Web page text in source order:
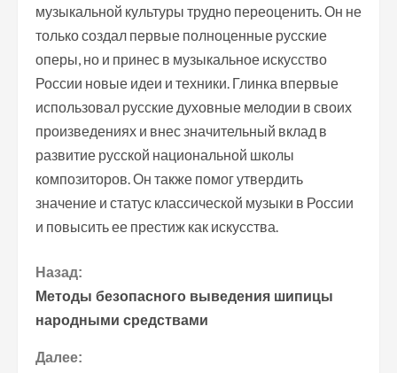
музыкальной культуры трудно переоценить. Он не
только создал первые полноценные русские
оперы, но и принес в музыкальное искусство
России новые идеи и техники. Глинка впервые
использовал русские духовные мелодии в своих
произведениях и внес значительный вклад в
развитие русской национальной школы
композиторов. Он также помог утвердить
значение и статус классической музыки в России
и повысить ее престиж как искусства.
П
р
о
Назад:
Методы безопасного выведения шипицы
народными средствами
Далее: